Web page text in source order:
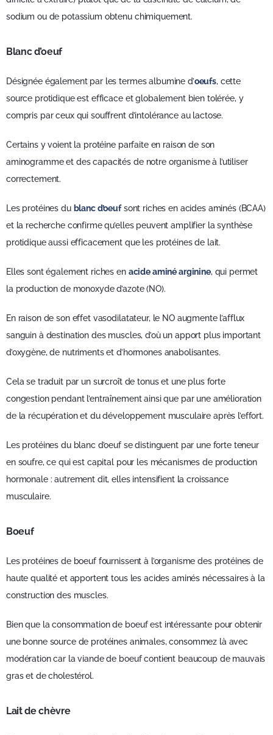
sodium ou de potassium obtenu chimiquement.
Blanc d’oeuf
Désignée également par les termes albumine d’oeufs, cette
source protidique est efficace et globalement bien tolérée, y
compris par ceux qui souffrent d’intolérance au lactose.
Certains y voient la protéine parfaite en raison de son
aminogramme et des capacités de notre organisme à l’utiliser
correctement.
Les protéines du blanc d’oeufsont riches en acides aminés (BCAA)
et la recherche confirme qu’elles peuvent amplifier la synthèse
protidique aussi efficacement que les protéines de lait.
Elles sont également riches en acide aminé arginine, qui permet
la production de monoxyde d’azote (NO).
En raison de son effet vasodilatateur, le NO augmente l’afflux
sanguin à destination des muscles, d’où un apport plus important
d’oxygène, de nutriments et d’hormones anabolisantes.
Cela se traduit par un surcroît de tonus et une plus forte
congestion pendant l’entraînement ainsi que par une amélioration
de la récupération et du développement musculaire après l’effort.
Les protéines du blanc d’oeuf se distinguent par une forte teneur
en soufre, ce qui est capital pour les mécanismes de production
hormonale : autrement dit, elles intensifient la croissance
musculaire.
Boeuf
Les protéines de boeuf fournissent à l’organisme des protéines de
haute qualité et apportent tous les acides aminés nécessaires à la
construction des muscles.
Bien que la consommation de boeuf est intéressante pour obtenir
une bonne source de protéines animales, consommez là avec
modération car la viande de boeuf contient beaucoup de mauvais
gras et de cholestérol.
Lait de chèvre